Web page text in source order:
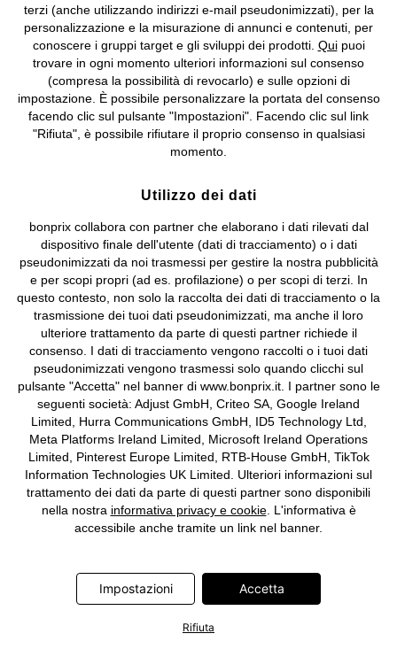
T-shirt in puro cotone biologico
(pacco da 2)
8,98 €
16,98 € -47%
2 Pezzi | 4,49 €/ Pezzo
Leggings a pinocchietto con
gonna integrata
15,99 €
terzi (anche utilizzando indirizzi e-mail pseudonimizzati), per la
personalizzazione e la misurazione di annunci e contenuti, per
conoscere i gruppi target e gli sviluppi dei prodotti. Quipuoi
trovare in ogni momento ulteriori informazioni sul consenso
(compresa la possibilità di revocarlo) e sulle opzioni di
impostazione. È possibile personalizzare la portata del consenso
facendo clic sul pulsante "Impostazioni". Facendo clic sul link
"Rifiuta", è possibile rifiutare il proprio consenso in qualsiasi
momento.
Utilizzo dei dati
bonprix collabora con partner che elaborano i dati rilevati dal
dispositivo finale dell'utente (dati di tracciamento) o i dati
pseudonimizzati da noi trasmessi per gestire la nostra pubblicità
e per scopi propri (ad es. profilazione) o per scopi di terzi. In
questo contesto, non solo la raccolta dei dati di tracciamento o la
trasmissione dei tuoi dati pseudonimizzati, ma anche il loro
ulteriore trattamento da parte di questi partner richiede il
consenso. I dati di tracciamento vengono raccolti o i tuoi dati
pseudonimizzati vengono trasmessi solo quando clicchi sul
pulsante "Accetta" nel banner di www.bonprix.it. I partner sono le
seguenti società: Adjust GmbH, Criteo SA, Google Ireland
Limited, Hurra Communications GmbH, ID5 Technology Ltd,
Meta Platforms Ireland Limited, Microsoft Ireland Operations
Limited, Pinterest Europe Limited, RTB-House GmbH, TikTok
Information Technologies UK Limited. Ulteriori informazioni sul
trattamento dei dati da parte di questi partner sono disponibili
nella nostra informativa privacy e cookie. L'informativa è
accessibile anche tramite un link nel banner.
Impostazioni Accetta
Rifiuta